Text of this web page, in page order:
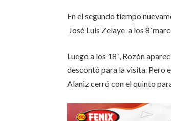
En el segundo tiempo
José Luis Zelaye a los
Luego a los 18´, Rozón
descontó para la visita. Pero
Alaniz cerró con el quinto